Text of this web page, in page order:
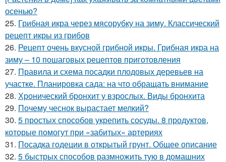
осенью?
25. Грибная икра через мясорубку на зиму. Классический
рецепт икры из грибов
26. Рецепт очень вкусной грибной икры. Грибная икра на
зиму – 10 пошаговых рецептов приготовления
27. Правила и схема посадки плодовых деревьев на
участке. Планировка сада: на что обращать внимание
28. Хронический бронхит у взрослых. Виды бронхита
29. Почему чеснок вырастает мелкий?
30. 5 простых способов укрепить сосуды. 8 продуктов,
которые помогут при «забитых» артериях
31. Посадка годеции в открытый грунт. Общее описание
32. 5 быстрых способов размножить тую в домашних